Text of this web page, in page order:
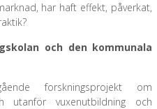
har haft effekt, påverkat,
och den kommunala
forskningsprojekt om
utanför vuxenutbildning och